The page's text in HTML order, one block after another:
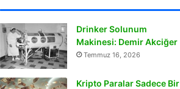
Drinker Solunum
Makinesi: Demir Akciğer
Temmuz 16, 2026
Kripto Paralar Sadece Bir